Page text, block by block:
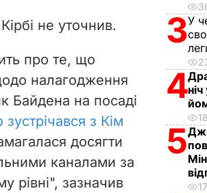
не уточнив.
про те, що
налагодження
Байдена на посаді
зустрічався з Кім
досягти
каналами за
рівні", зазначив
3У
4
5